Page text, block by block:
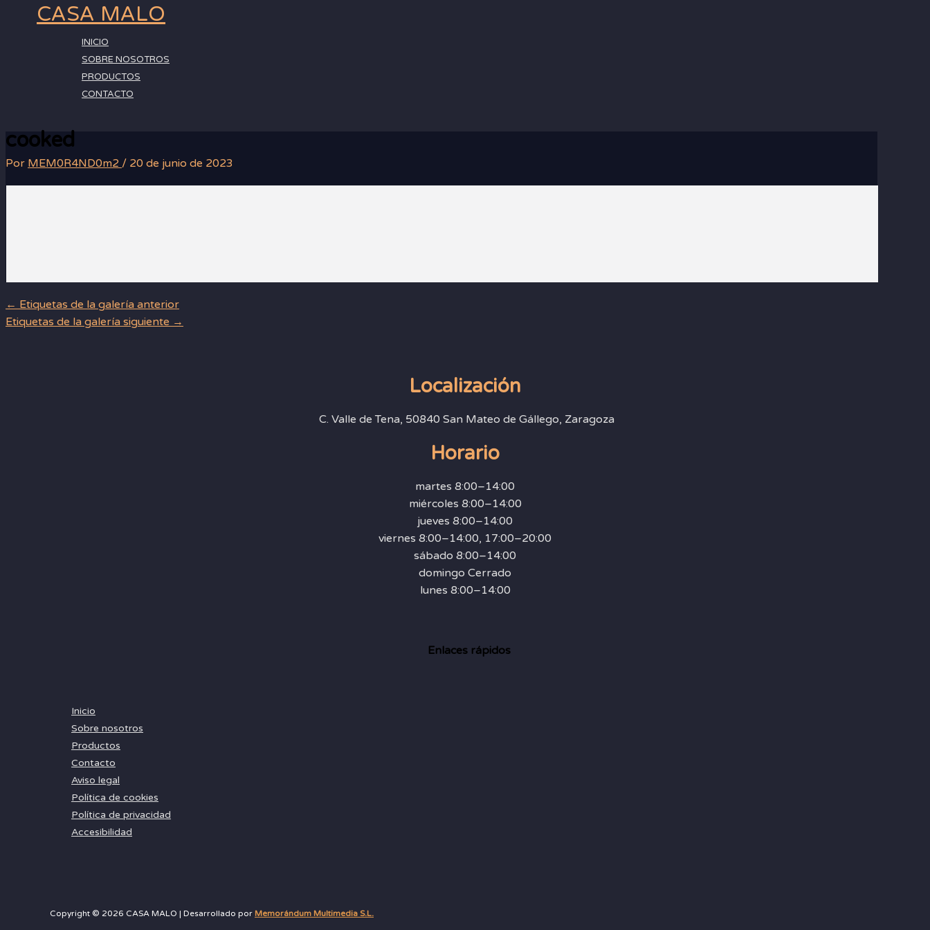
CASA MALO
INICIO
SOBRE NOSOTROS
PRODUCTOS
CONTACTO
cooked
Por MEM0R4ND0m2 / 20 de junio de 2023
← Etiquetas de la galería anterior
Etiquetas de la galería siguiente →
Localización
C. Valle de Tena, 50840 San Mateo de Gállego, Zaragoza
Horario
martes 8:00–14:00
miércoles 8:00–14:00
jueves 8:00–14:00
viernes 8:00–14:00, 17:00–20:00
sábado 8:00–14:00
domingo Cerrado
lunes 8:00–14:00
Enlaces rápidos
Inicio
Sobre nosotros
Productos
Contacto
Aviso legal
Política de cookies
Política de privacidad
Accesibilidad
Copyright © 2026 CASA MALO | Desarrollado por Memorándum Multimedia S.L.